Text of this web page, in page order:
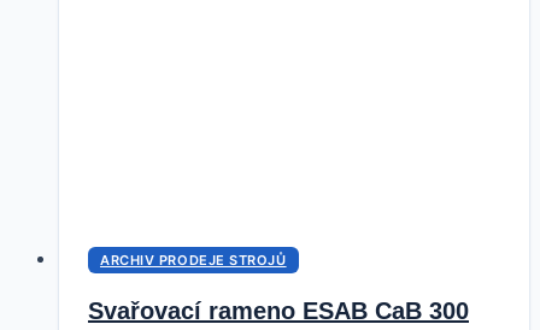
ARCHIV PRODEJE STROJŮ
Svařovací rameno ESAB CaB 300